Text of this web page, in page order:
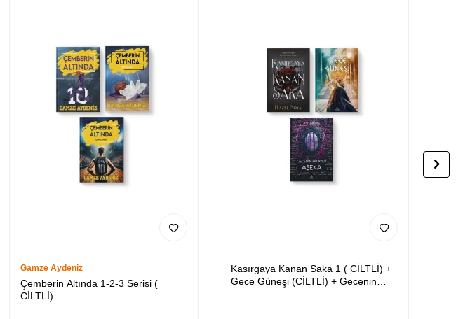
Gamze Aydeniz
Çemberin Altında 1-2-3 Serisi (
CİLTLİ)
Kasırgaya Kanan Saka 1 ( CİLTLİ) +
Gece Güneşi (CİLTLİ) + Gecenin